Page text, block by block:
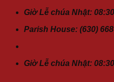
ChuyểnGiờ Lễ chúa Nhật:
Parish House: (630)
Giờ Lễ chúa Nhật: